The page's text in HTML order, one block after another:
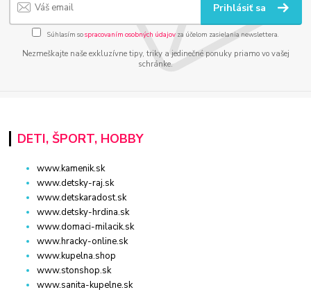
Prihlásiť sa
Súhlasím sospracovaním osobných údajov za účelom zasielania newslettera.
Nezmeškajte naše exkluzívne tipy, triky a jedinečné ponuky priamo vo vašej
schránke.
DETI, ŠPORT, HOBBY
www.kamenik.sk
www.detsky-raj.sk
www.detskaradost.sk
www.detsky-hrdina.sk
www.domaci-milacik.sk
www.hracky-online.sk
www.kupelna.shop
www.stonshop.sk
www.sanita-kupelne.sk